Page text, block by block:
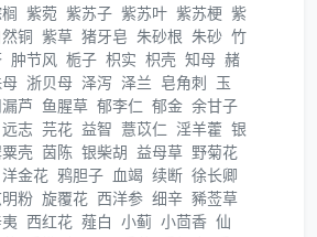
紫菀 紫苏子 紫苏叶 紫苏梗 紫
铜 紫草 猪牙皂 朱砂根 朱砂 竹
肿节风 栀子 枳实 枳壳 知母 赭
浙贝母 泽泻 泽兰 皂角刺 玉
芦 鱼腥草 郁李仁 郁金 余甘子
远志 芫花 益智 薏苡仁 淫羊藿 银
壳 茵陈 银柴胡 益母草 野菊花
洋金花 鸦胆子 血竭 续断 徐长卿
粉 旋覆花 西洋参 细辛 豨莶草
西红花 薤白 小蓟 小茴香 仙